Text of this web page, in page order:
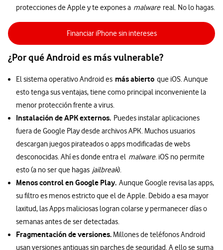
protecciones de Apple y te expones a malwarereal. No lo hagas.
Financiar iPhone sin intereses
¿Por qué Android es más vulnerable?
El sistema operativo Android es más abierto que iOS. Aunque
esto tenga sus ventajas, tiene como principal inconveniente la
menor protección frente a virus.
Instalación de APK externos. Puedes instalar aplicaciones
fuera de Google Play desde archivos APK. Muchos usuarios
descargan juegos pirateados o apps modificadas de webs
desconocidas. Ahí es donde entra el malware. iOS no permite
esto (a no ser que hagas jailbreak).
Menos control en Google Play. Aunque Google revisa las apps,
su filtro es menos estricto que el de Apple. Debido a esa mayor
laxitud, las Apps maliciosas logran colarse y permanecer días o
semanas antes de ser detectadas.
Fragmentación de versiones. Millones de teléfonos Android
usan versiones antiguas sin parches de seguridad. A ello se suma